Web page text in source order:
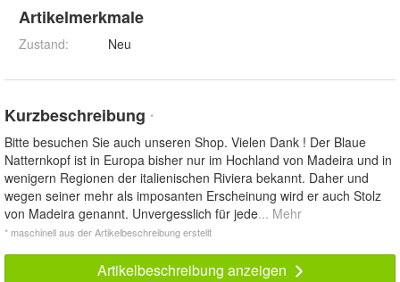
Artikelmerkmale
Zustand: Neu
Kurzbeschreibung *
Bitte besuchen Sie auch unseren Shop. Vielen Dank ! Der Blaue
Natternkopf ist in Europa bisher nur im Hochland von Madeira und in
wenigern Regionen der italienischen Riviera bekannt. Daher und
wegen seiner mehr als imposanten Erscheinung wird er auch Stolz
von Madeira genannt. Unvergesslich für jede... Mehr
* maschinell aus der Artikelbeschreibung erstellt
Artikelbeschreibung anzeigen